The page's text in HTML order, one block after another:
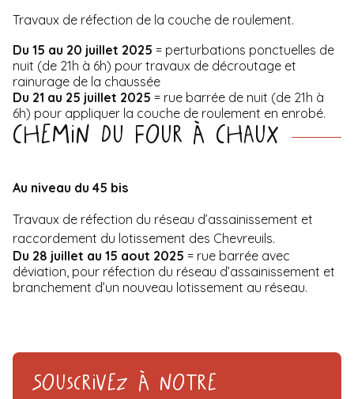
Travaux de réfection de la couche de roulement.
Du 15 au 20 juillet 2025 = perturbations ponctuelles de
nuit (de 21h à 6h) pour travaux de décroutage et
rainurage de la chaussée
Du 21 au 25 juillet 2025 = rue barrée de nuit (de 21h à
6h) pour appliquer la couche de roulement en enrobé.
Chemin du Four à Chaux
Au niveau du 45 bis
Travaux de réfection du réseau d’assainissement et
raccordement du lotissement des Chevreuils.
Du 28 juillet au 15 aout 2025 = rue barrée avec
déviation, pour réfection du réseau d’assainissement et
branchement d’un nouveau lotissement au réseau.
Souscrivez à notre